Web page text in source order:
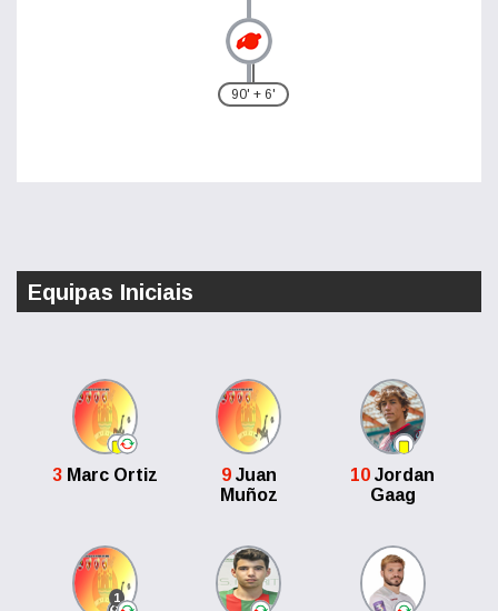
90' + 6'
Equipas Iniciais
3 Marc Ortiz 9Juan
Muñoz
10 Jordan
Gaag
1